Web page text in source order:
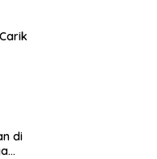
di